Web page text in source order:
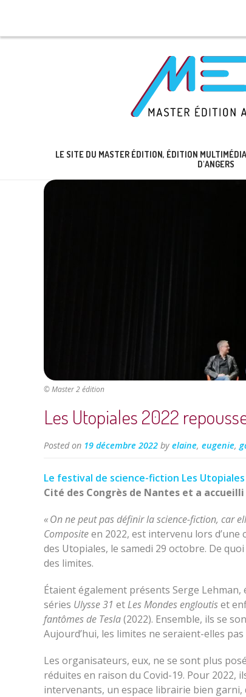
LE SITE DU MASTER ÉDITION, ÉDITION
D'ANGERS
© Master 2 édition
Les Utopiales 2022
Posted on 19 décembre 2022 by elaine, eugenie,
Le festival de science-fiction Les Utopiales
Cité des Congrès de Nantes et a
« On ne peut pas définir la science-fiction, car
Compositeen 2022, est intervenu lors
des Utopiales, le samedi 29 octobre. De
des limites.
Étaient également présents Serge Lehman,
séries Ulysse 31 etLes Mondes engloutiset
fantômes de Tesla(2022). Ensemble, ils se
Aujourd’hui, les limites ne seraient-elles pas
Les organisateurs, eux, ne se sont plus
réduites en raison du Covid-19. Pour 2022,
intervenants, un espace librairie bien